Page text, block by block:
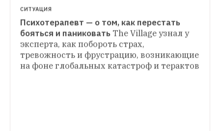
ЕСТЬ ВОПРОС
Готовы ли в Москве к высотным пожарам?
После трагедии в Лондоне The Village
ЗВЕРИ В ГОРОДЕ
Собаки-спасателиThe Village узнал, как
устроена повседневная жизнь кинологов-
волонтёров и их питомцев
СИТУАЦИЯ
Психотерапевт — о том, как перестать
бояться и паниковать The Village узнал у
эксперта, как побороть страх,
тревожность и фрустрацию, возникающие
на фоне глобальных катастроф и терактов